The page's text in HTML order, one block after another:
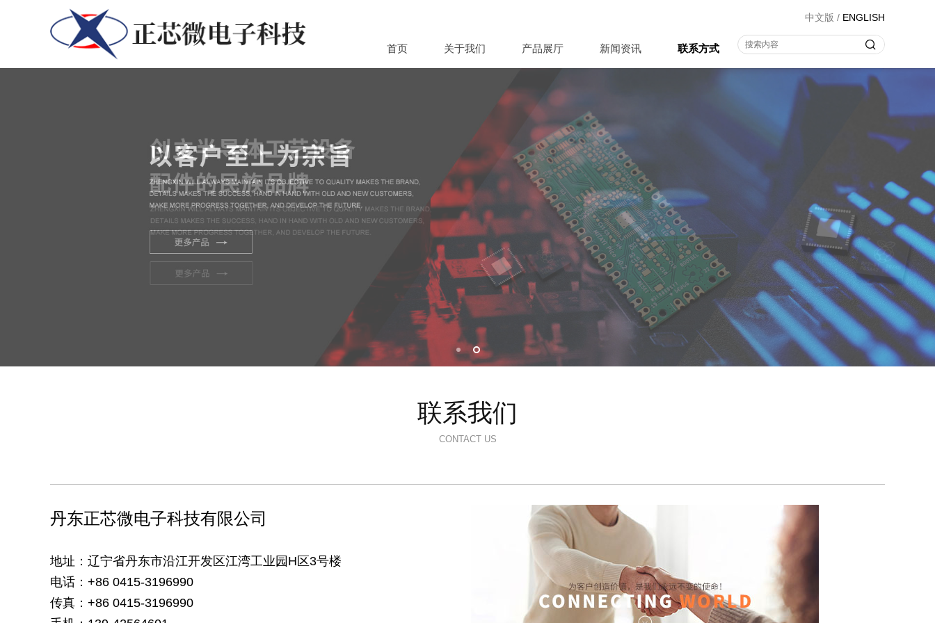
中文版 / ENGLISH
首页 关于我们 产品展厅 新闻资讯 联系方式
联系我们
CONTACT US
丹东正芯微电子科技有限公司
地址：辽宁省丹东市沿江开发区江湾工业园H区3号楼
电话：+86 0415-3196990
传真：+86 0415-3196990